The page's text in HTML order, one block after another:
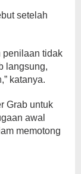
setelah
penilaan tidak
langsung,
katanya.
Grab untuk
awal
memotong